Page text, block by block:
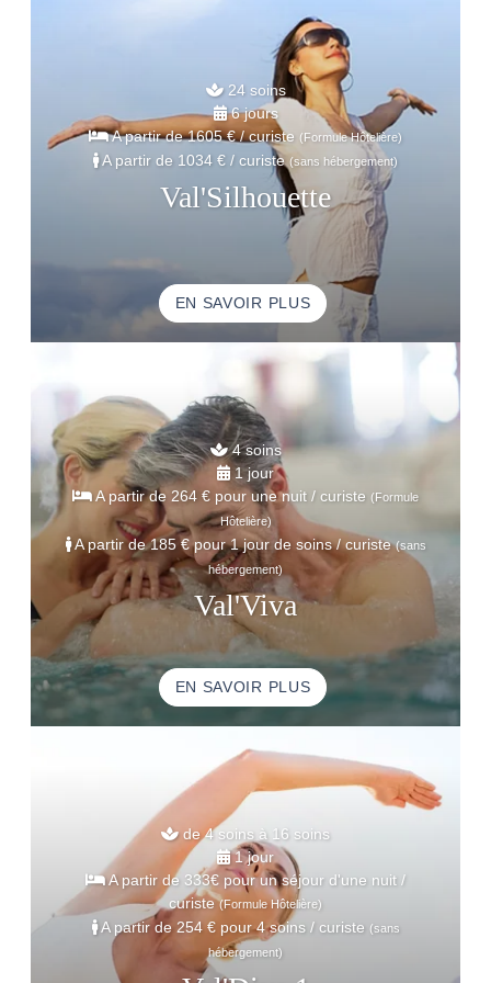
Val'Silhouette
24 soins
6 jours
A partir de1605 €/ curiste (Formule Hôtelière)
A partir de 1034 € / curiste (sans hébergement)
EN SAVOIR PLUS
Val'Viva
4 soins
1 jour
A partir de 264 € pour une nuit / curiste (Formule
Hôtelière)
A partir de185 € pour 1 jour de soins/ curiste(sans
hébergement)
EN SAVOIR PLUS
de 4 soins à 16 soins
1 jour
A partir de 333€ pour un séjour d'une nuit /
curiste(Formule Hôtelière)
A partir de254 € pour 4 soins / curiste (sans
hébergement)